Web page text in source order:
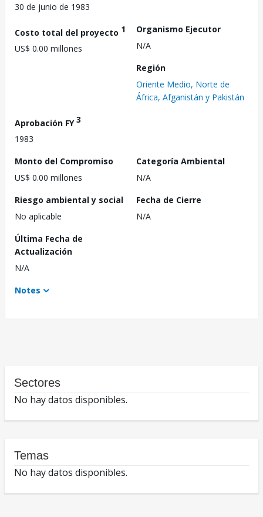
30 de junio de 1983
Costo total del proyecto 1
US$ 0.00 millones
Organismo Ejecutor
N/A
Región
Oriente Medio, Norte de
África, Afganistán y Pakistán
Aprobación FY3
1983
Monto del Compromiso
US$ 0.00 millones
Categoría Ambiental
N/A
Riesgo ambiental y social
No aplicable
Fecha de Cierre
N/A
Última Fecha de
Actualización
N/A
Notes
Sectores
No hay datos disponibles.
Temas
No hay datos disponibles.